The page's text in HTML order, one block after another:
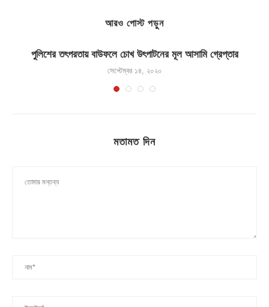
আরও পোস্ট পড়ুন
পুলিশের তৎপরতায় বাউফলে চোখ উৎপাটনের মূল আসামি গ্রেপ্তার
সেপ্টেম্বর ১৪, ২০২০
মতামত দিন